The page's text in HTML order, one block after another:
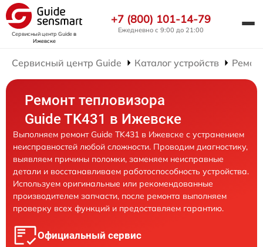
Сервисный центр Guideв
Ижевске
+7 (800) 101-14-79
Ежедневно с 9:00 до 21:00
Сервисный центр Guide Каталог устройств
Ремонт тепловизора
Guide TK431 в Ижевске
Выполняем ремонт Guide TK431 в Ижевске с устранением
неисправностей любой сложности. Проводим диагностику,
выявляем причины поломки, заменяем неисправные
детали и восстанавливаем работоспособность устройства.
Используем оригинальные или рекомендованные
производителем запчасти, после ремонта выполняем
проверку всех функций и предоставляем гарантию.
Официальный сервис